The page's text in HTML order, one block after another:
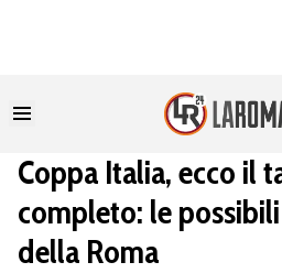
Coppa Italia, ecco il
completo: le
della Roma